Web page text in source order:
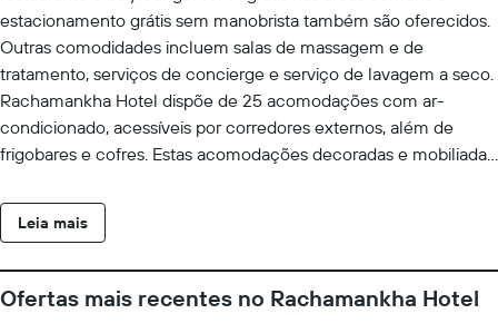
estacionamento grátis sem manobrista também são oferecidos.
Outras comodidades incluem salas de massagem e de
tratamento, serviços de concierge e serviço de lavagem a seco.
Rachamankha Hotel dispõe de 25 acomodações com ar-
condicionado, acessíveis por corredores externos, além de
frigobares e cofres. Estas acomodações decoradas e mobiliadas
de cama premium. As TVs LED de 43 polegadas possuem
canais digitais. Os banheiros possuem chuveiros com duchas
cortesia. Este hotel em Chiang Mai dispõe de Wi-Fi grátis. As
Leia mais
Ofertas mais recentes no Rachamankha Hotel